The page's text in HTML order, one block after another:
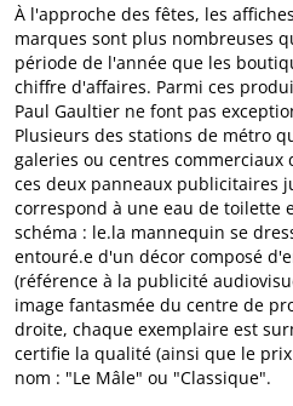
À l'approche des fêtes, les
marques sont plus nombreuses
période de l'année que les
chiffre d'affaires. Parmi ces
Paul Gaultier ne font pas
Plusieurs des stations de métro
galeries ou centres commerciaux
ces deux panneaux publicitaires
correspond à une eau de toilette
schéma : le.la mannequin se
entouré.e d'un décor composé
(référence à la publicité
image fantasmée du centre de
droite, chaque exemplaire est
certifie la qualité (ainsi que le
nom : "Le Mâle" ou "Classique".